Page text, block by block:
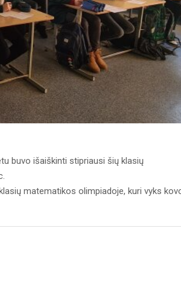
buvo išaiškinti stipriausi šių klasių
matematikos olimpiadoje, kuri vyks